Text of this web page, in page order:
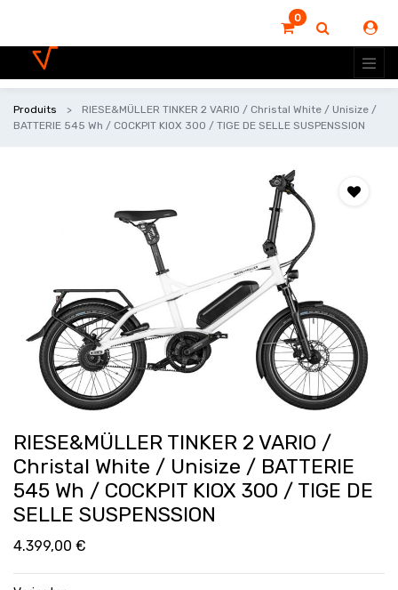
0
Produits
RIESE&MÜLLER TINKER 2 VARIO / Christal White / Unisize /
BATTERIE 545 Wh / COCKPIT KIOX 300 / TIGE DE SELLE SUSPENSSION
RIESE&MÜLLER TINKER 2 VARIO /
Christal White / Unisize / BATTERIE
545 Wh / COCKPIT KIOX 300 / TIGE DE
SELLE SUSPENSSION
4.399,00 €